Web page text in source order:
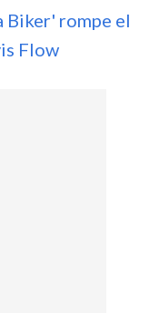
Biker' rompe el
Flow